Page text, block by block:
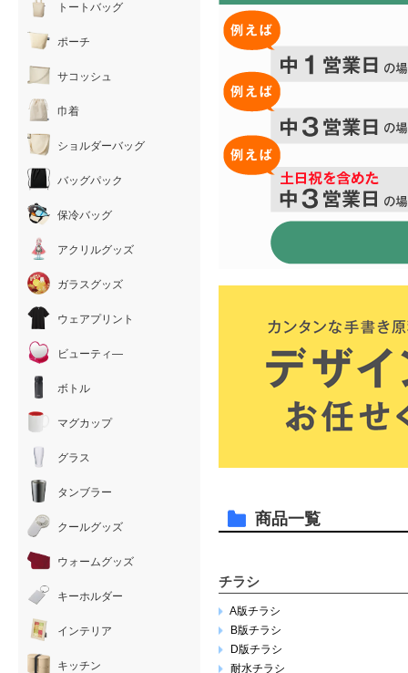
商品一覧
チラシ
A版チラシ
B版チラシ
D版チラシ
耐水チラシ
トートバッグ
ポーチ
サコッシュ
巾着
ショルダーバッグ
バッグパック
保冷バッグ
アクリルグッズ
ガラスグッズ
ウェアプリント
ビューティ―
ボトル
マグカップ
グラス
タンブラー
クールグッズ
ウォームグッズ
キーホルダー
インテリア
キッチン